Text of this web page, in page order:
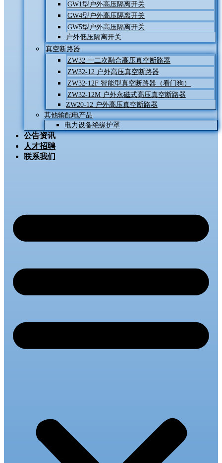
GW1型户外高压隔离开关
GW4型户外高压隔离开关
GW5型户外高压隔离开关
户外低压隔离开关
真空断路器
ZW32 一二次融合高压真空断路器
ZW32-12 户外高压真空断路器
ZW32-12F 智能型真空断路器（看门狗）
ZW32-12M 户外永磁式高压真空断路器
ZW20-12 户外高压真空断路器
其他输配电产品
电力设备绝缘护罩
公告资讯
人才招聘
联系我们